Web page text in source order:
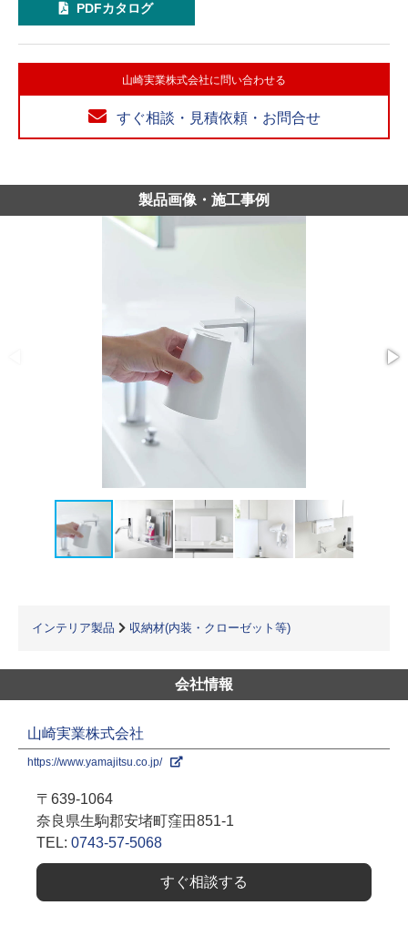
PDFカタログ
山崎実業株式会社に問い合わせる
すぐ相談・見積依頼・お問合せ
製品画像・施工事例
インテリア製品 収納材(内装・クローゼット等)
会社情報
山崎実業株式会社
https://www.yamajitsu.co.jp/
〒639-1064
奈良県生駒郡安堵町窪田851-1
TEL: 0743-57-5068
すぐ相談する